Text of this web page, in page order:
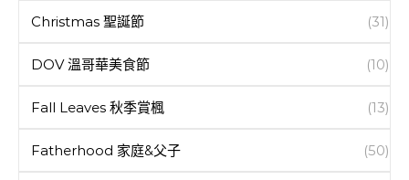
Christmas 聖誕節 (31)
DOV 溫哥華美食節 (10)
Fall Leaves 秋季賞楓 (13)
Fatherhood 家庭&父子 (50)